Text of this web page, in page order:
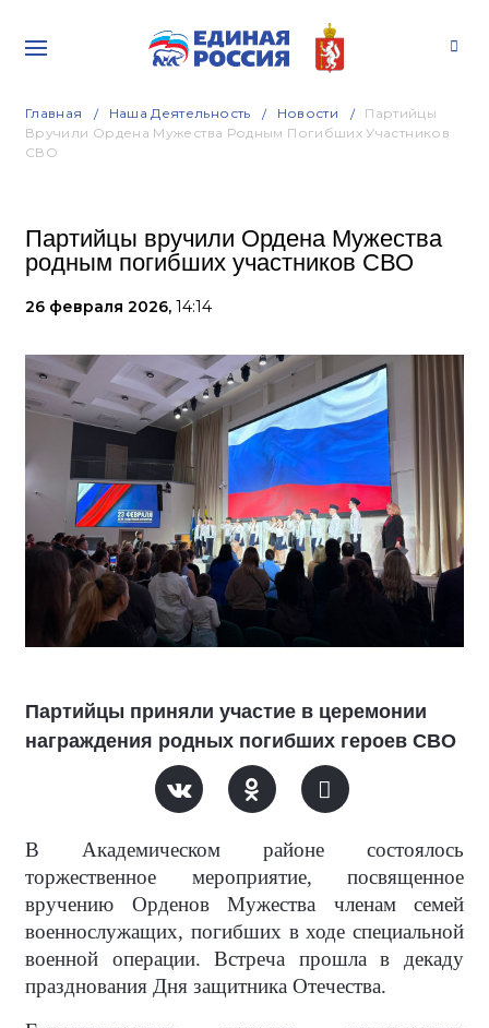
Главная Наша Деятельность Новости
Партийцы
Вручили Ордена Мужества Родным Погибших Участников
СВО
Партийцы вручили Ордена Мужества
родным погибших участников СВО
26 февраля 2026, 14:14
Партийцы приняли участие в церемонии
награждения родных погибших героев СВО
В Академическом районе состоялось
торжественное мероприятие, посвященное
вручению Орденов Мужества членам семей
военнослужащих, погибших в ходе специальной
военной операции. Встреча прошла в декаду
празднования Дня защитника Отечества.